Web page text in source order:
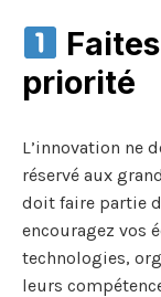
priorité
L’innovation ne
réservé aux
doit faire partie
encouragez vos
technologies,
leurs